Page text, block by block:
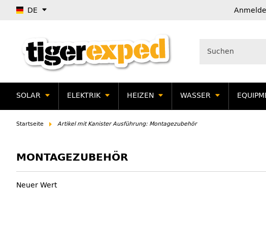
DE
SOLAR ELEKTRIK HEIZEN WASSER
Startseite Artikel mit Kanister Ausführung: Montagezubehör
MONTAGEZUBEHÖR
Neuer Wert